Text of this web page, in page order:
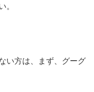
。
い方は、まず、グーグ